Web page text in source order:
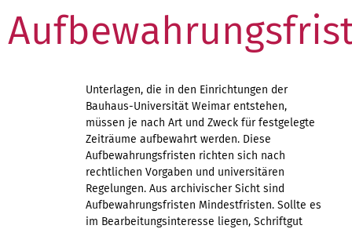
Unterlagen, die in den Einrichtungen der
Bauhaus-Universität Weimar entstehen,
müssen je nach Art und Zweck für festgelegte
Zeiträume aufbewahrt werden. Diese
Aufbewahrungsfristen richten sich nach
rechtlichen Vorgaben und universitären
Regelungen. Aus archivischer Sicht sind
Aufbewahrungsfristen Mindestfristen. Sollte es
im Bearbeitungsinteresse liegen, Schriftgut